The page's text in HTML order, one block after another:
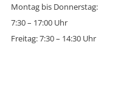
Montag bis Donnerstag:
7:30 – 17:00 Uhr
Freitag: 7:30 – 14:30 Uhr